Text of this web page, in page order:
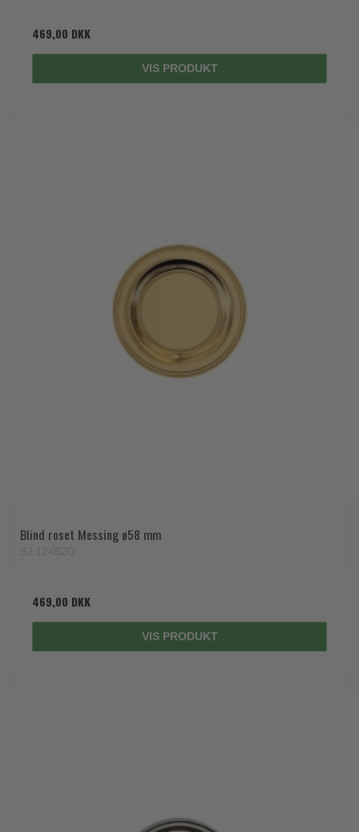
469,00 DKK
VIS PRODUKT
Blind roset Messing ø58 mm
469,00 DKK
VIS PRODUKT